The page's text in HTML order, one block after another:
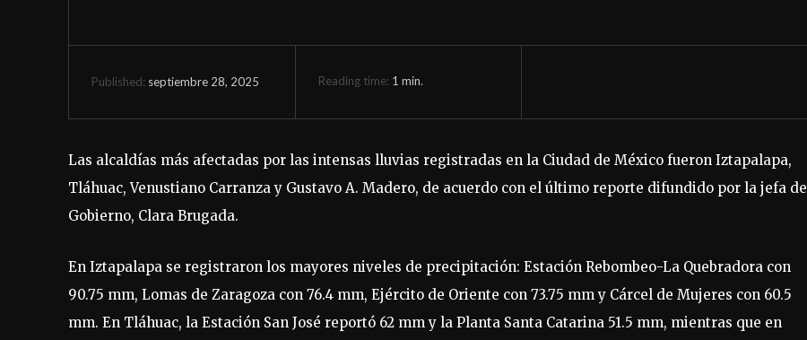
Published: septiembre 28, 2025 Reading time: 1 min.
Las alcaldías más afectadas por las intensas lluvias registradas en la Ciudad de México fueron Iztapalapa,
Tláhuac, Venustiano Carranza y Gustavo A. Madero, de acuerdo con el último reporte difundido por la jefa de
Gobierno, Clara Brugada.
En Iztapalapa se registraron los mayores niveles de precipitación: Estación Rebombeo-La Quebradora con
90.75 mm, Lomas de Zaragoza con 76.4 mm, Ejército de Oriente con 73.75 mm y Cárcel de Mujeres con 60.5
mm. En Tláhuac, la Estación San José reportó 62 mm y la Planta Santa Catarina 51.5 mm, mientras que en